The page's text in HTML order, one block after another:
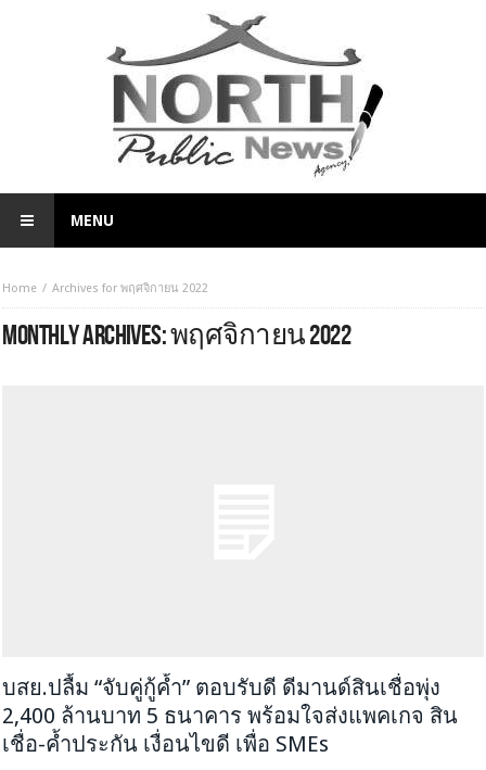
MENU
Home Archives for พฤศจิกายน 2022
MONTHLY ARCHIVES:พฤศจิกายน 2022
บสย.ปลื้ม “จับคู่กู้ค้ำ” ตอบรับดี ดีมานด์สินเชื่อพุ่ง
2,400 ล้านบาท 5 ธนาคาร พร้อมใจส่งแพคเกจ สิน
เชื่อ-ค้ำประกัน เงื่อนไขดี เพื่อ SMEs